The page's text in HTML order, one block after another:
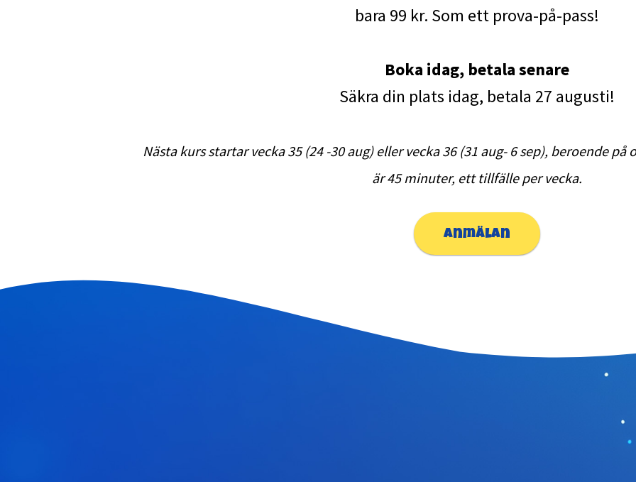
bara 99 kr. Som ett prova-på-pass!
Boka idag, betala senare
Säkra din plats idag, betala 27 augusti!
Nästa kurs startar vecka 35 (24 -30 aug) eller vecka 36 (31 aug- 6 sep), beroende
är 45 minuter, ett tillfälle per vecka.
anmälan